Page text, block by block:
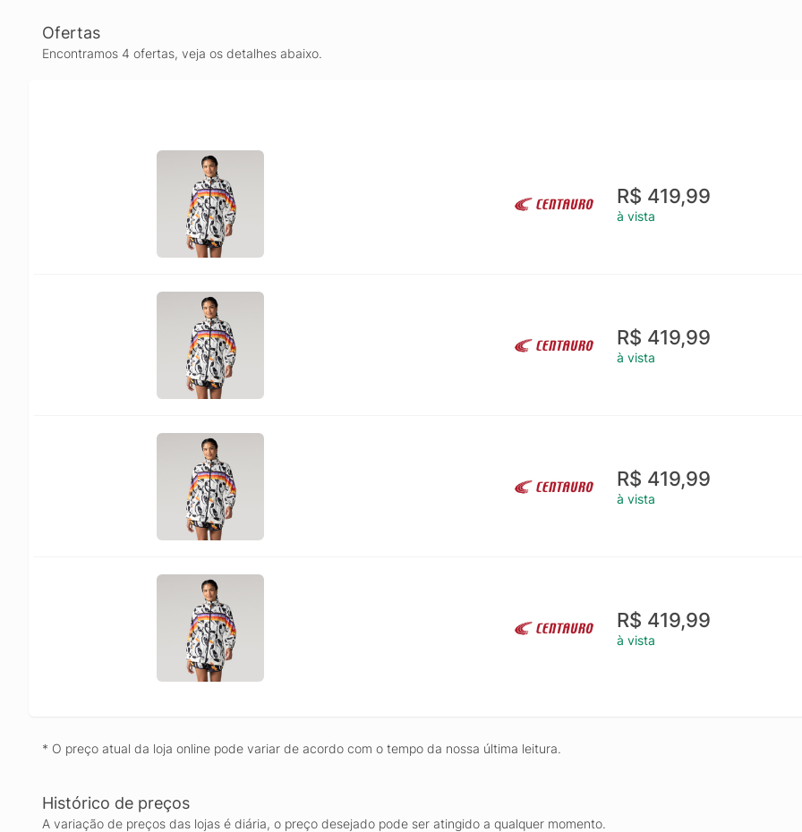
Ofertas
Encontramos 4 ofertas, veja os detalhes abaixo.
R$ 419,99
à vista
R$ 419,99
à vista
R$ 419,99
à vista
R$ 419,99
à vista
* O preço atual da loja online pode variar de acordo com o tempo da nossa última leitura.
Histórico de preços
A variação de preços das lojas é diária, o preço desejado pode ser atingido a qualquer momento.